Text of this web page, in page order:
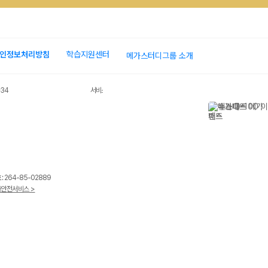
정보처리방침 학습지원센터 메가스터디그룹 소개
서비스 가입사실 확인
호 : 264-85-02889
전서비스 >